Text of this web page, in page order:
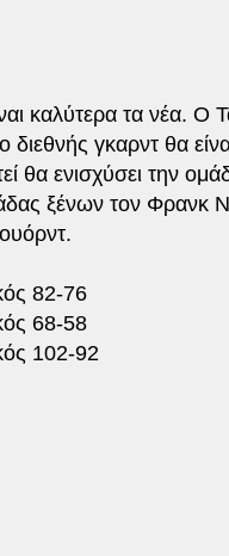
καλύτερα τα νέα. Ο
διεθνής γκαρντ θα
θα ενισχύσει την
ξένων τον Φρανκ
82-76
68-58
102-92